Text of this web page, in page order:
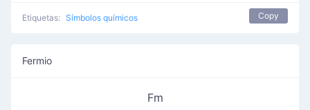
Etiquetas: Símbolos químicos Copy
Fermio
Fm